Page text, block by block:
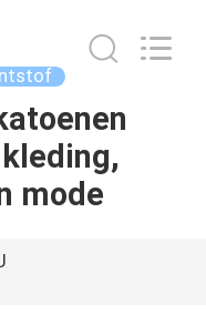
mode